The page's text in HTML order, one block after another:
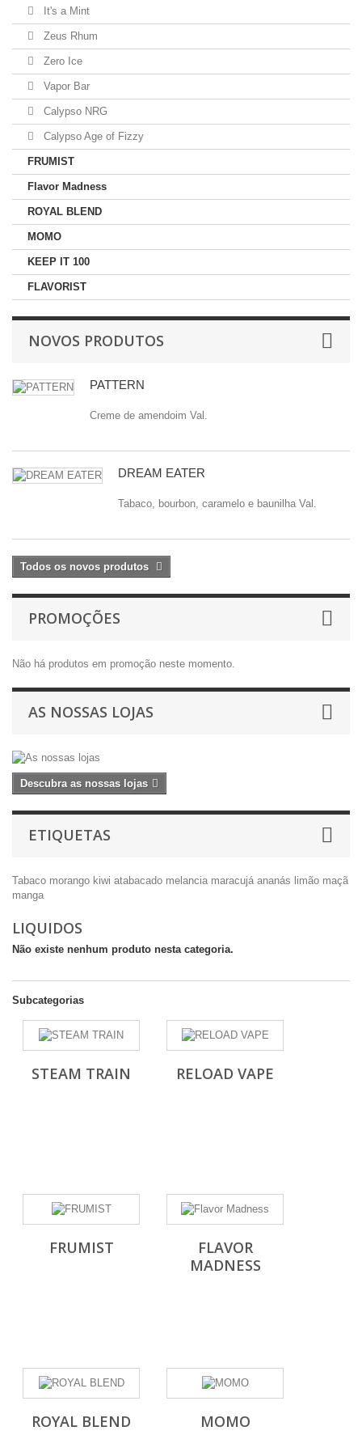
It's a Mint
Zeus Rhum
Zero Ice
Vapor Bar
Calypso NRG
Calypso Age of Fizzy
FRUMIST
Flavor Madness
ROYAL BLEND
MOMO
KEEP IT 100
FLAVORIST
NOVOS PRODUTOS
PATTERN
Creme de amendoim Val.
DREAM EATER
Tabaco, bourbon, caramelo e baunilha Val.
Todos os novos produtos
PROMOÇÕES
Não há produtos em promoção neste momento.
AS NOSSAS LOJAS
Descubra as nossas lojas
ETIQUETAS
Tabaco morango kiwi atabacado melancia maracujá ananás limão maçã
manga
LIQUIDOS
Não existe nenhum produto nesta categoria.
Subcategorias
STEAM TRAIN RELOAD VAPE
FRUMIST
FLAVOR
MADNESS
ROYAL BLEND MOMO